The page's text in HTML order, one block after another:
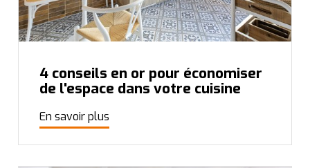
4 conseils en or pour économiser
de l'espace dans votre cuisine
En savoir plus